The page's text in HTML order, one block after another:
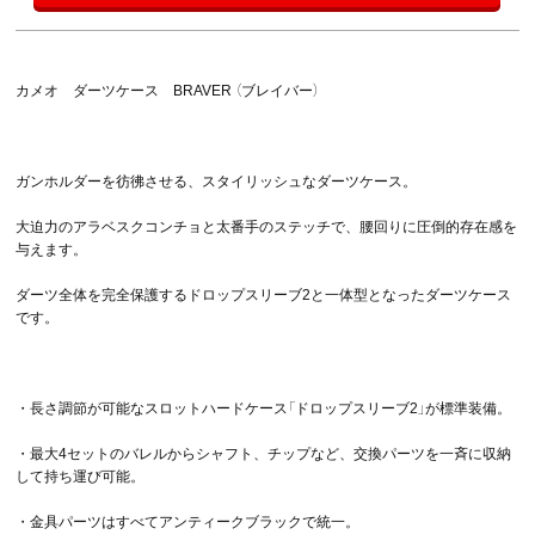
カメオ ダーツケース BRAVER （ブレイバー）
ガンホルダーを彷彿させる、スタイリッシュなダーツケース。
大迫力のアラベスクコンチョと太番手のステッチで、腰回りに圧倒的存在感を
与えます。
ダーツ全体を完全保護するドロップスリーブ2と一体型となったダーツケース
です。
・長さ調節が可能なスロットハードケース「ドロップスリーブ2」が標準装備。
・最大4セットのバレルからシャフト、チップなど、交換パーツを一斉に収納
して持ち運び可能。
・金具パーツはすべてアンティークブラックで統一。